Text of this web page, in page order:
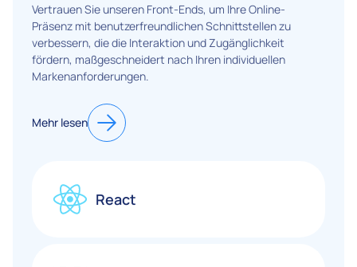
Vertrauen Sie unseren Front-Ends, um Ihre Online-
Präsenz mit benutzerfreundlichen Schnittstellen zu
verbessern, die die Interaktion und Zugänglichkeit
fördern, maßgeschneidert nach Ihren individuellen
Markenanforderungen.
Mehr lesen
React